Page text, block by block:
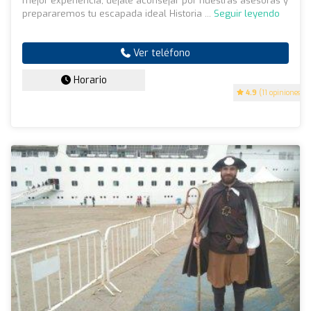
4.9 (11 opiniones)
prepararemos tu escapada ideal Historia ... Seguir leyendo
Ver teléfono
Horario